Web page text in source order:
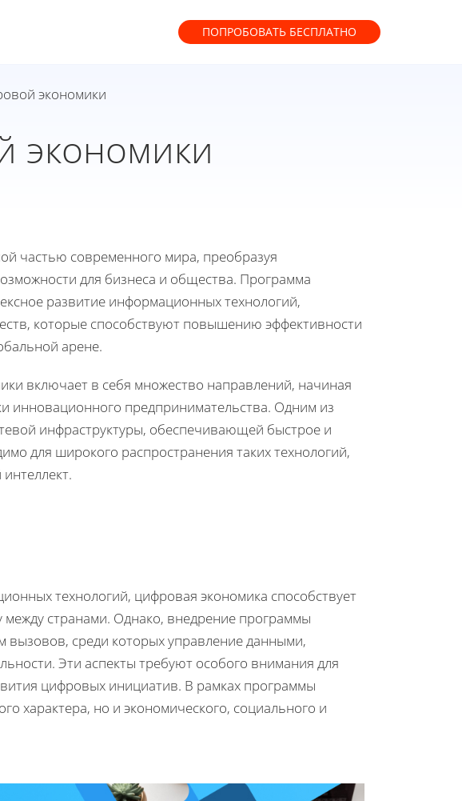
ПОПРОБОВАТЬ БЕСПЛАТНО
экономики
экономики
частью современного мира, преобразуя
для бизнеса и общества. Программа
развитие информационных технологий,
которые способствуют повышению эффективности
арене.
включает в себя множество направлений, начиная
инновационного предпринимательства. Одним из
инфраструктуры, обеспечивающей быстрое и
для широкого распространения таких технологий,
технологий, цифровая экономика способствует
между странами. Однако, внедрение программы
вызовов, среди которых управление данными,
Эти аспекты требуют особого внимания для
цифровых инициатив. В рамках программы
характера, но и экономического, социального и